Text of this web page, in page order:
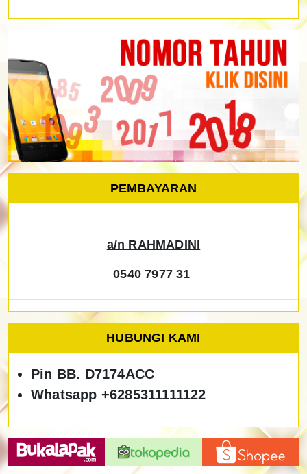
PEMBAYARAN
a/n RAHMADINI
0540 7977 31
HUBUNGI KAMI
Pin BB. D7174ACC
Whatsapp +6285311111122